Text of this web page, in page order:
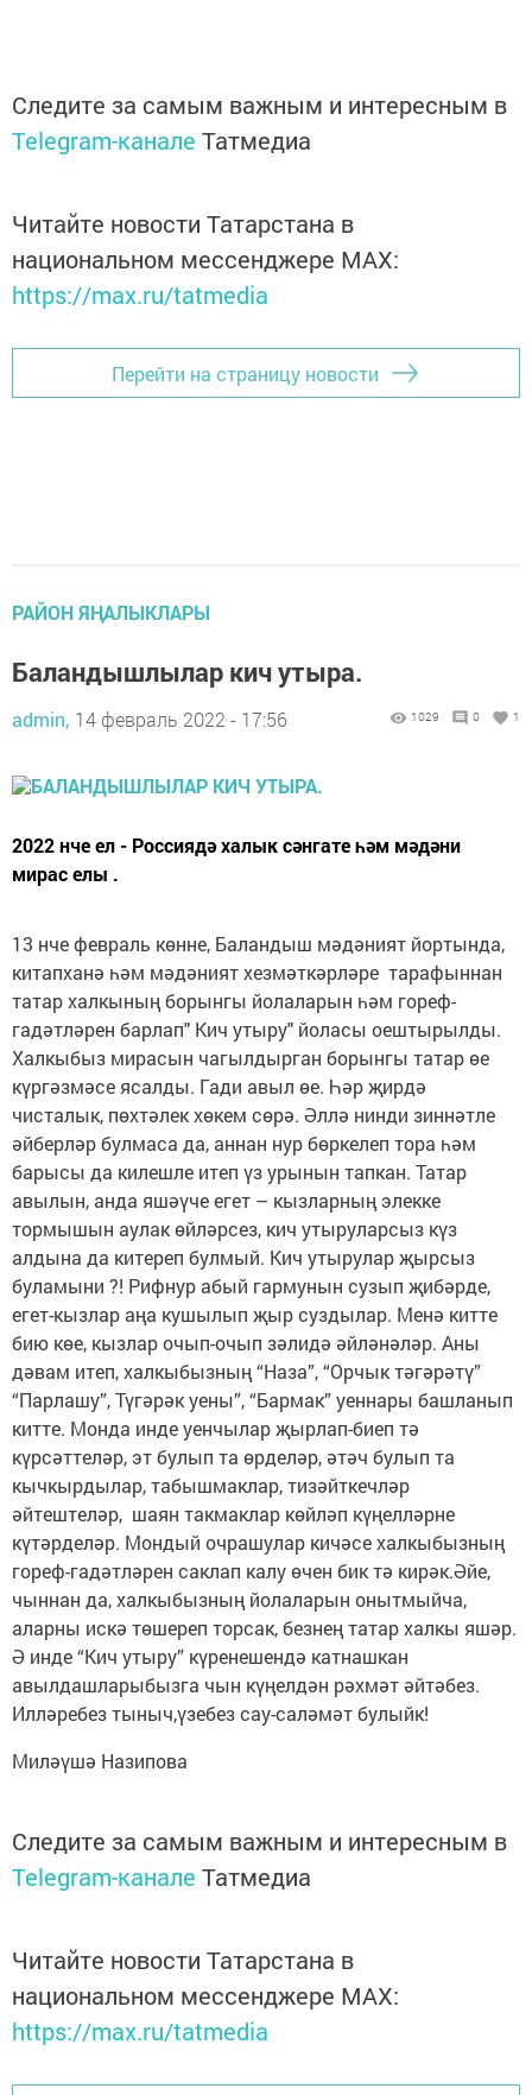
Следите за самым важным и интересным в
Telegram-канале Татмедиа
Читайте новости Татарстана в
национальном мессенджере MАХ:
https://max.ru/tatmedia
Перейти на страницу новости
РАЙОН ЯҢАЛЫКЛАРЫ
Баландышлылар кич утыра.
admin, 14 февраль 2022 - 17:56 1029 0 1
2022 нче ел - Россиядә халык сәнгате һәм мәдәни
мирас елы .
13 нче февраль көнне, Баландыш мәдәният йортында,
китапханә һәм мәдәният хезмәткәрләре ​ тарафыннан
татар халкының борынгы йолаларын һәм гореф-
гадәтләрен барлап" Кич утыру" йоласы оештырылды. ​
Халкыбыз мирасын чагылдырган борынгы татар өе
күргәзмәсе ясалды. Гади авыл өе. Һәр җирдә
чисталык, пөхтәлек хөкем сөрә. Әллә нинди зиннәтле
әйберләр булмаса да, аннан нур бөркелеп тора һәм
барысы да килешле итеп үз урынын тапкан. Татар
авылын, анда яшәүче егет – кызларның элекке
тормышын аулак өйләрсез, кич утыруларсыз күз
алдына да китереп булмый. Кич утырулар җырсыз
буламыни ?! Рифнур абый гармунын сузып җибәрде,
егет-кызлар аңа кушылып җыр суздылар. Менә китте
бию көе, кызлар очып-очып зәлидә әйләнәләр. Аны
дәвам итеп, халкыбызның “Наза”, “Орчык тәгәрәтү”
“Парлашу”, Түгәрәк уены”, “Бармак” уеннары башланып
китте. Монда инде уенчылар җырлап-биеп тә
күрсәттеләр, эт булып та өрделәр, әтәч булып та
кычкырдылар, табышмаклар, тизәйткечләр ​
әйтештеләр, ​ шаян такмаклар көйләп күңелләрне
күтәрделәр.​ Мондый очрашулар кичәсе халкыбызның
гореф-гадәтләрен саклап калу өчен бик тә​ кирәк.Әйе,
чыннан да, халкыбызның йолаларын онытмыйча,
аларны искә төшереп торсак, безнең татар халкы яшәр.
Ә инде “Кич утыру” күренешендә катнашкан
авылдашларыбызга чын күңелдән рәхмәт әйтәбез.
Илләребез тыныч,үзебез сау-саләмәт булыйк!
Миләүшә Назипова
Следите за самым важным и интересным в
Telegram-канале Татмедиа
Читайте новости Татарстана в
национальном мессенджере MАХ:
https://max.ru/tatmedia